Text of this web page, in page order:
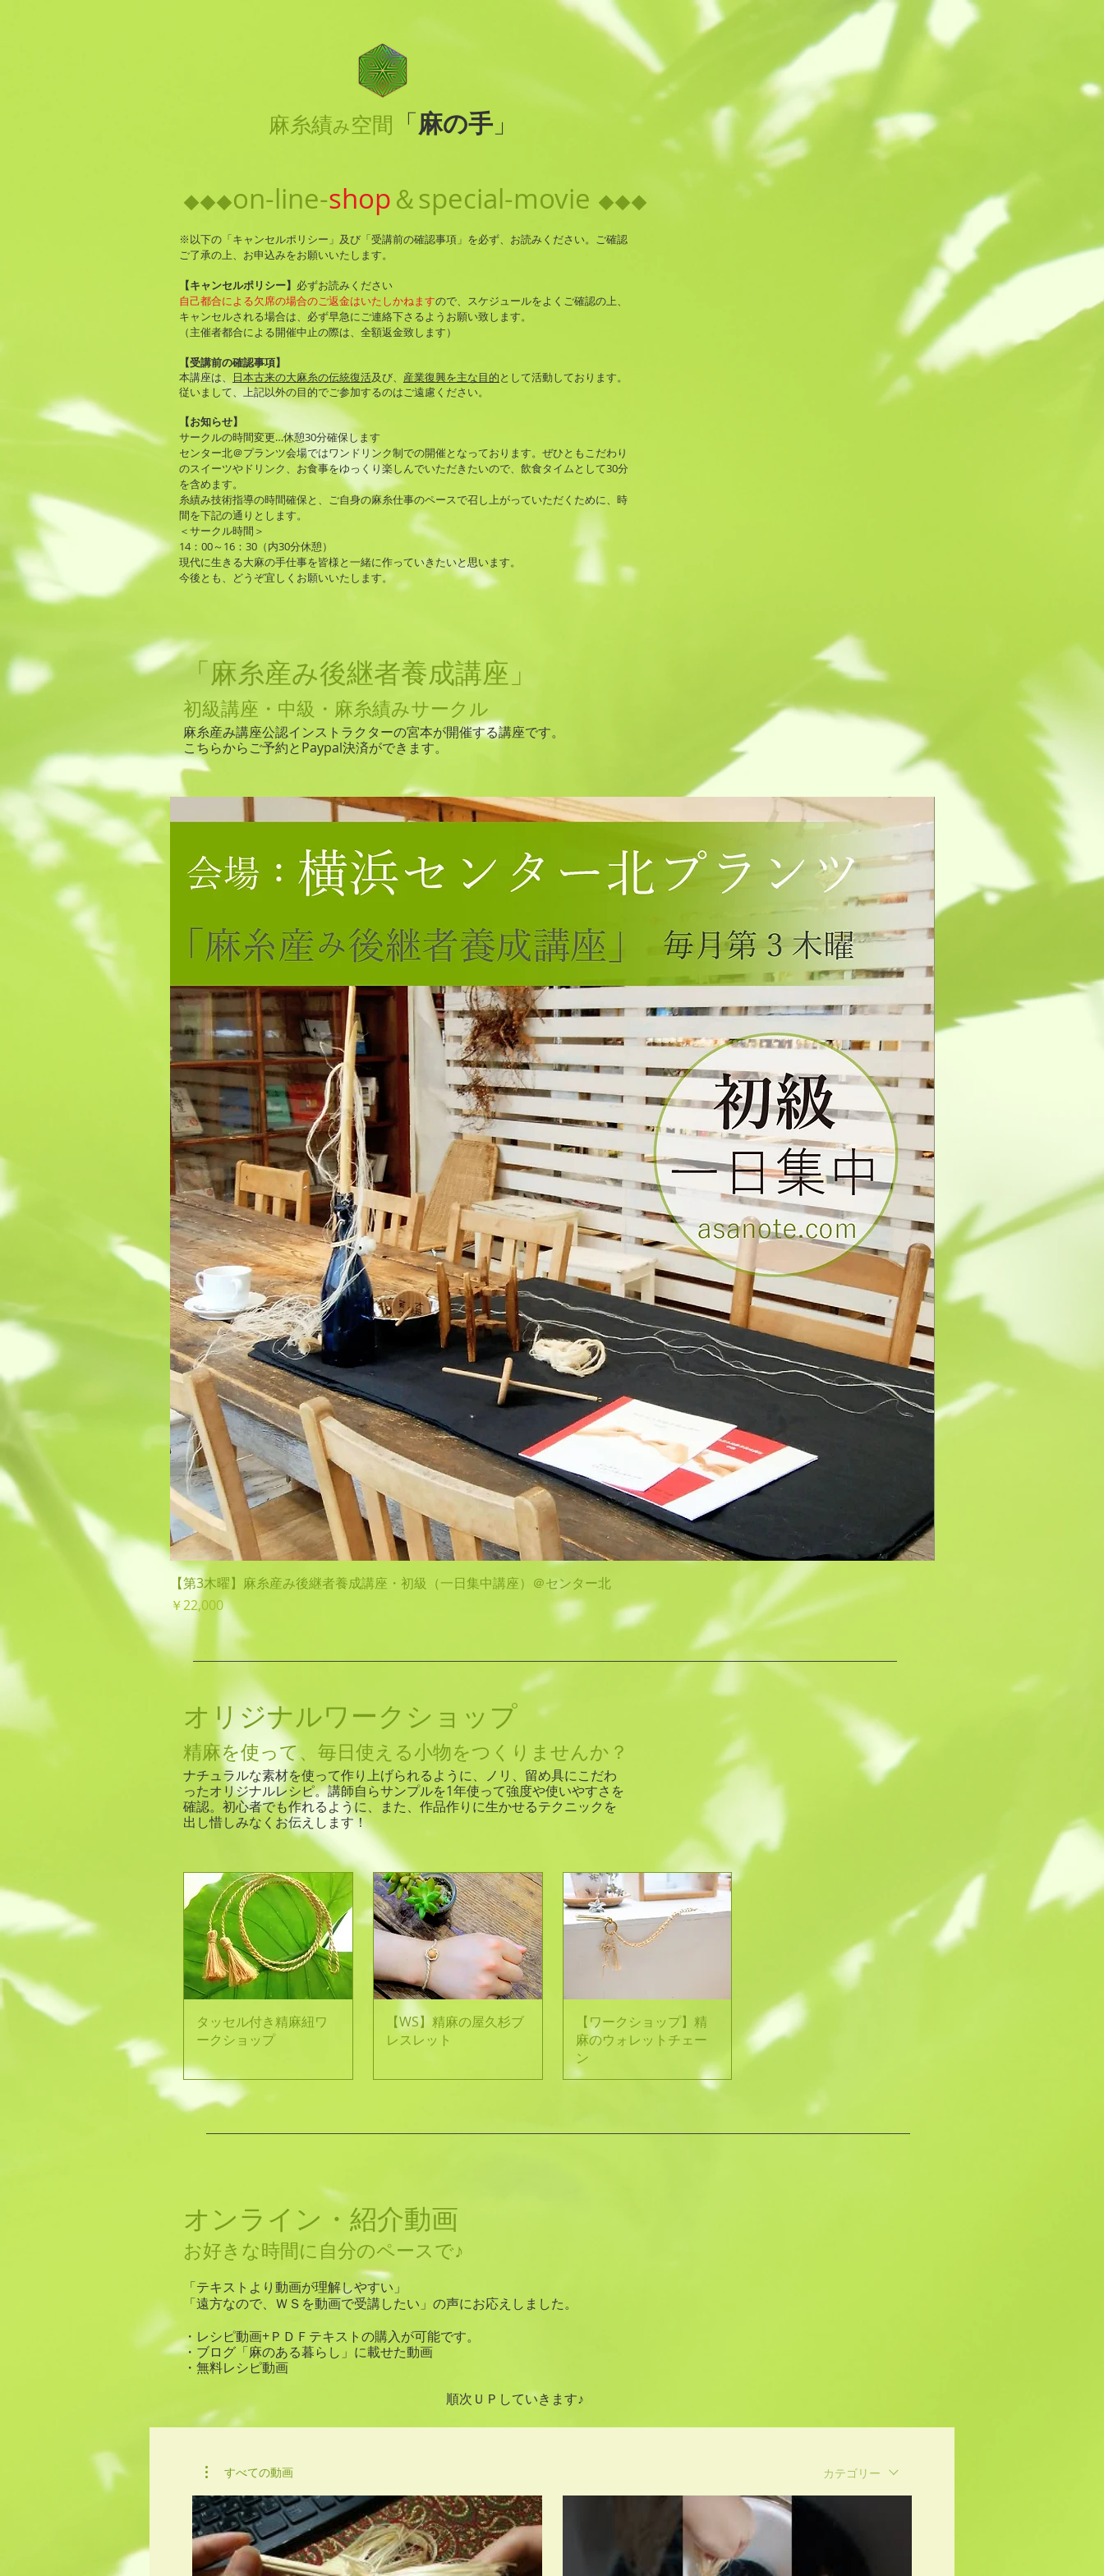
麻糸績み空間 「麻の手 」
◆◆◆on-line-shop＆special-movie ◆◆◆
※以下の「キャンセルポリシー」及び「受講前の確認事項」を必ず、お読みください。ご確認
ご了承の上、お申込みをお願いいたします。
【キャンセルポリシー】 必ずお読みください
自己都合による欠席の場合のご返金はいたしかねますので、スケジュールをよくご確認の上、
キャンセルされる場合は、必ず早急にご連絡下さるようお願い致します。
（主催者都合による開催中止の際は、全額返金致します）
【受講前の確認事項】
本講座は、 日本古来の大麻糸の伝統復活及び、 産業復興を主な目的として活動しております。
従いまして、上記以外の目的でご参加するのはご遠慮ください。
【お知らせ】
サークルの時間変更…休憩30分確保します
センター北＠プランツ会場ではワンドリンク制での開催となっております。ぜひともこだわり
のスイーツやドリンク、お食事をゆっくり楽しんでいただきたいので、飲食タイムとして30分
を含めます。
糸績み技術指導の時間確保と、ご自身の麻糸仕事のペースで召し上がっていただくために、時
間を下記の通りとします。
＜サークル時間＞
14：00～16：30（内30分休憩）
現代に生きる大麻の手仕事を皆様と一緒に作っていきたいと思います。
今後とも、どうぞ宜しくお願いいたします。
「麻糸産み後継者養成講座」
初級講座・中級・麻糸績みサークル
麻糸産み講座公認インストラクターの宮本が開催する講座です。
こちらからご予約とPaypal決済ができます。
クイックビュー
【第3木曜】麻糸産み後継者養成講座・初級（一日集中講座）＠センター北
価格
￥22,000
オリジナルワークショップ
​精麻を使って、毎日使える小物をつくりませんか？
​ナチュラルな素材を使って作り上げられるように、ノリ、留め具にこだわ
ったオリジナルレシピ。講師自らサンプルを1年使って強度や使いやすさを
確認。初心者でも作れるように、また、作品作りに生かせるテクニックを
出し惜しみなくお伝えします！
クイックビュー
タッセル付き精麻紐ワ
ークショップ
クイックビュー
【WS】精麻の屋久杉ブ
レスレット
クイックビュー
【ワークショップ】精
麻のウォレットチェー
ン
オンライン・紹介動画
お好きな時間に自分のペースで♪
「​テキストより動画が理解しやすい」
「遠方なので、ＷＳを動画で受講したい」の声にお応えしました。
・​レシピ動画+ＰＤＦテキストの購入が可能です。
・ブログ「麻のある暮らし」に載せた動画
・無料レシピ動画
​順次ＵＰしていきます♪
すべての動画 カテゴリー